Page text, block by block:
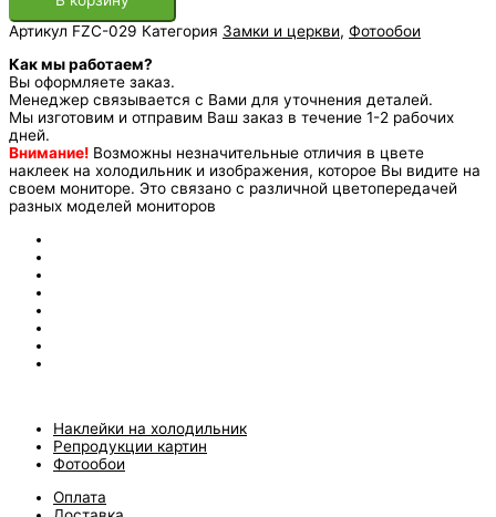
Артикул FZC-029 Категория Замки и церкви, Фотообои
Как мы работаем?
Вы оформляете заказ.
Менеджер связывается с Вами для уточнения деталей.
Мы изготовим и отправим Ваш заказ в течение 1-2 рабочих
дней.
Внимание! Возможны незначительные отличия в цвете
наклеек на холодильник и изображения, которое Вы видите на
своем мониторе. Это связано с различной цветопередачей
разных моделей мониторов
Наклейки на холодильник
Репродукции картин
Фотообои
Оплата